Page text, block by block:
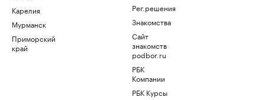
Карелия
Мурманск
Приморский
край
Рег.решения
Знакомства
Сайт
знакомств
podbor.ru
РБК
Компании
РБК Курсы